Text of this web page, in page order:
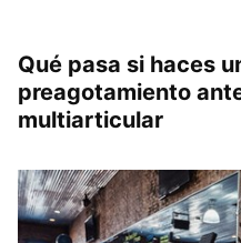
Qué pasa si haces
preagotamiento
multiarticular